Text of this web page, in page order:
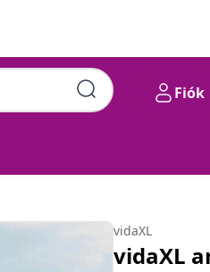
Fiók
vidaXL
vidaXL